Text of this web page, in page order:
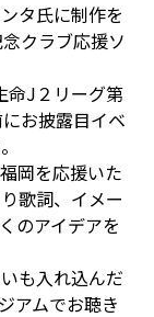
タ氏に制作を
クラブ応援ソ
命J２リーグ第
お披露目イベ
岡を応援いた
歌詞、イメー
のアイデアを
も入れ込んだ
アムでお聴き